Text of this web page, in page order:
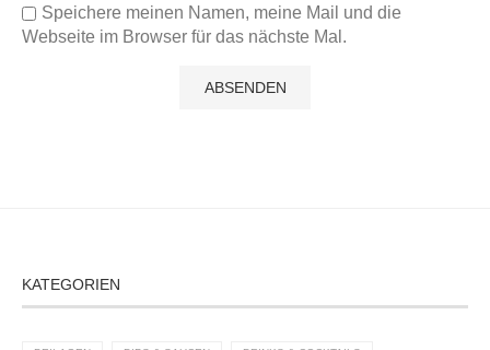
Speichere meinen Namen, meine Mail und die
Webseite im Browser für das nächste Mal.
KATEGORIEN